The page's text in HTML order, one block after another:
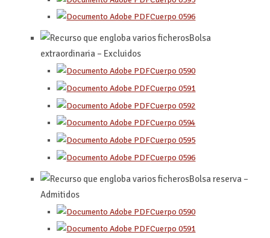
Cuerpo 0596
Bolsa
extraordinaria – Excluidos
Cuerpo 0590
Cuerpo 0591
Cuerpo 0592
Cuerpo 0594
Cuerpo 0595
Cuerpo 0596
Bolsa reserva –
Admitidos
Cuerpo 0590
Cuerpo 0591